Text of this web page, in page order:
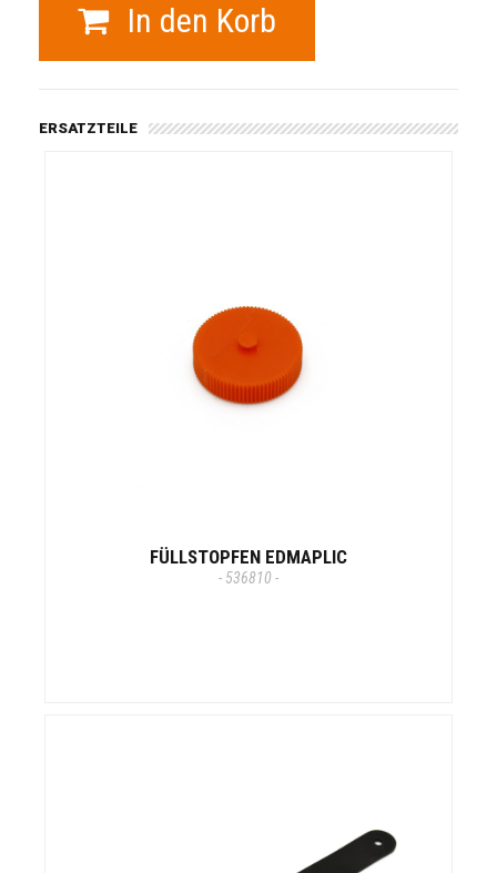
In den Korb
ERSATZTEILE
FÜLLSTOPFEN EDMAPLIC
- 536810 -